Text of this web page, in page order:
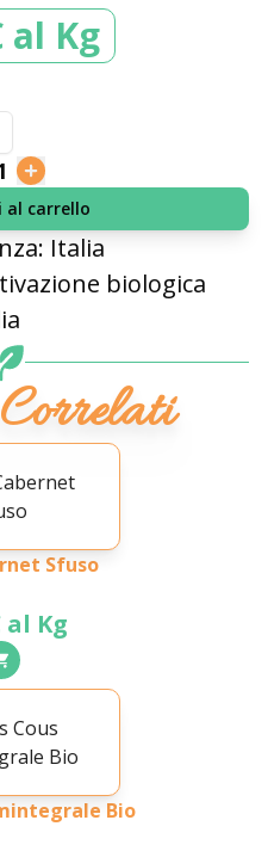
al Kg
al carrello
Italia
biologica
Sfuso
al Kg
Bio